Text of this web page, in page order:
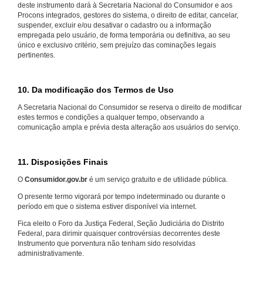
deste instrumento dará à Secretaria Nacional do Consumidor e aos
Procons integrados, gestores do sistema, o direito de editar, cancelar,
suspender, excluir e/ou desativar o cadastro ou a informação
empregada pelo usuário, de forma temporária ou definitiva, ao seu
único e exclusivo critério, sem prejuízo das cominações legais
pertinentes.
10. Da modificação dos Termos de Uso
A Secretaria Nacional do Consumidor se reserva o direito de modificar
estes termos e condições a qualquer tempo, observando a
comunicação ampla e prévia desta alteração aos usuários do serviço.
11. Disposições Finais
O Consumidor.gov.br é um serviço gratuito e de utilidade pública.
O presente termo vigorará por tempo indeterminado ou durante o
período em que o sistema estiver disponível via internet.
Fica eleito o Foro da Justiça Federal, Seção Judiciária do Distrito
Federal, para dirimir quaisquer controvérsias decorrentes deste
Instrumento que porventura não tenham sido resolvidas
administrativamente.